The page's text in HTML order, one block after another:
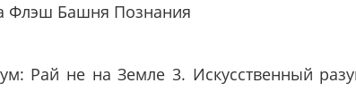
Флэш Башня Познания
Рай не на Земле 3. Искусственный